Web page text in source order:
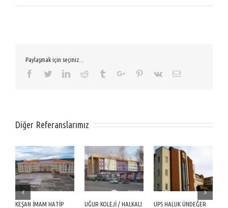
Paylaşmak için seçiniz...
Facebook
TwitterLinkedinReddit TumblrGoogle+Pinterest
Vk Email
Diğer Referanslarımız
KEŞAN İMAM HATİP
UĞUR KOLEJİ / HALKALI
UPS HALUK ÜNDEĞER